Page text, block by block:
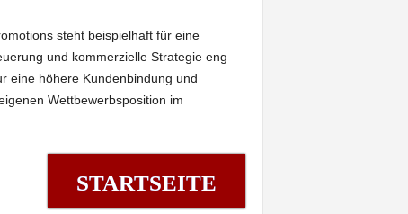
steht beispielhaft für eine
und kommerzielle Strategie eng
eine höhere Kundenbindung und
Wettbewerbsposition im
STARTSEITE